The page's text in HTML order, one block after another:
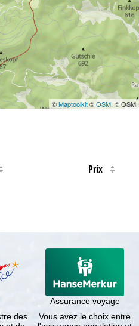
©Maptoolkit©OSM, © OSM
Prix
des
Assurance voyage
Vous avez le choix entre